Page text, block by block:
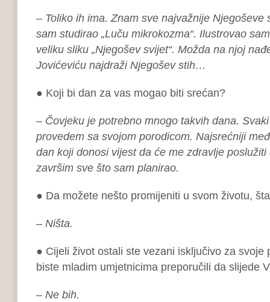
– Toliko ih ima. Znam sve najvažnije Njegoševe
sam studirao „Luču mikrokozma“. Ilustrovao
veliku sliku „Njegošev svijet“. Možda na njoj
Jovićeviću najdraži Njegošev stih…
● Koji bi dan za vas mogao biti srećan?
– Čovjeku je potrebno mnogo takvih dana.
provedem sa svojom porodicom. Najsrećniji
dan koji donosi vijest da će me zdravlje
završim sve što sam planirao.
● Da možete nešto promijeniti u svom životu,
– Ništa.
● Cijeli život ostali ste vezani isključivo za svoje
biste mladim umjetnicima preporučili da slijede
– Ne bih.